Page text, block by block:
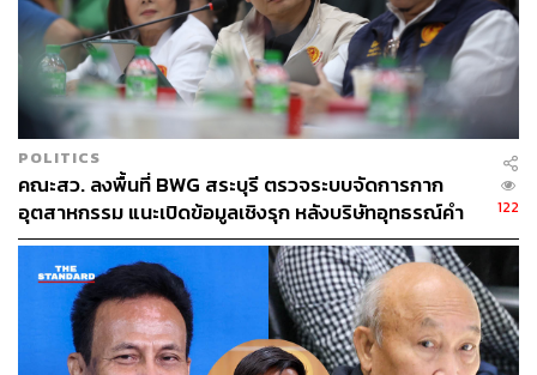
POLITICS
คณะสว. ลงพื้นที่ BWG สระบุรี ตรวจระบบจัดการกาก
อุตสาหกรรม แนะเปิดข้อมูลเชิงรุก หลังบริษัทอุทธรณ์คำ
สั่งกรมโรงงานฯ
122